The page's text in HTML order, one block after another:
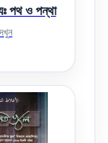
পথ ও পন্থা